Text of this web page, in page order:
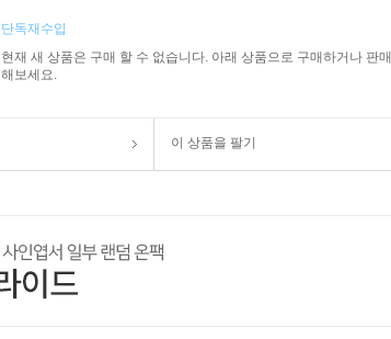
단독재수입
현재 새 상품은 구매 할 수 없습니다. 아래 상품으로 구매하거나 판매
해보세요.
이 상품을 팔기